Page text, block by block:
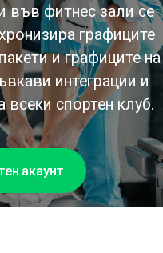
във фитнес зали се
графиците
и графиците на
интеграции и
спортен клуб.
акаунт